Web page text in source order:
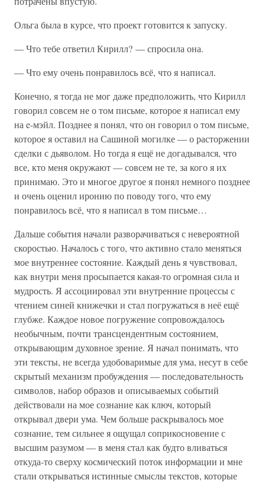
Ольга была в курсе, что проект готовится к запуску.
— Что тебе ответил Кирилл? — спросила она.
— Что ему очень понравилось всё, что я написал.
Конечно, я тогда не мог даже предположить, что Кирилл
говорил совсем не о том письме, которое я написал ему
на e-мэйл. Позднее я понял, что он говорил о том письме,
которое я оставил на Сашиной могилке — о расторжении
сделки с дьяволом. Но тогда я ещё не догадывался, что
все, кто меня окружают — совсем не те, за кого я их
принимаю. Это и многое другое я понял немного позднее
и очень оценил иронию по поводу того, что ему
понравилось всё, что я написал в том письме…
Дальше события начали разворачиваться с невероятной
скоростью. Началось с того, что активно стало меняться
мое внутреннее состояние. Каждый день я чувствовал,
как внутри меня просыпается какая-то огромная сила и
мудрость. Я ассоциировал эти внутренние процессы с
чтением синей книжечки и стал погружаться в неё ещё
глубже. Каждое новое погружение сопровождалось
необычным, почти трансцендентным состоянием,
открывающим духовное зрение. Я начал понимать, что
эти тексты, не всегда удобоваримые для ума, несут в себе
скрытый механизм пробуждения — последовательность
символов, набор образов и описываемых событий
действовали на мое сознание как ключ, который
открывал двери ума. Чем больше раскрывалось мое
сознание, тем сильнее я ощущал соприкосновение с
высшим разумом — в меня стал как будто вливаться
откуда-то сверху космический поток информации и мне
стали открываться истинные смыслы текстов, которые